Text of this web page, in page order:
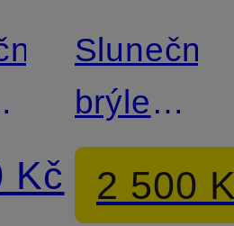
Kč
Sluneční
brýle
MK2235U
2 500